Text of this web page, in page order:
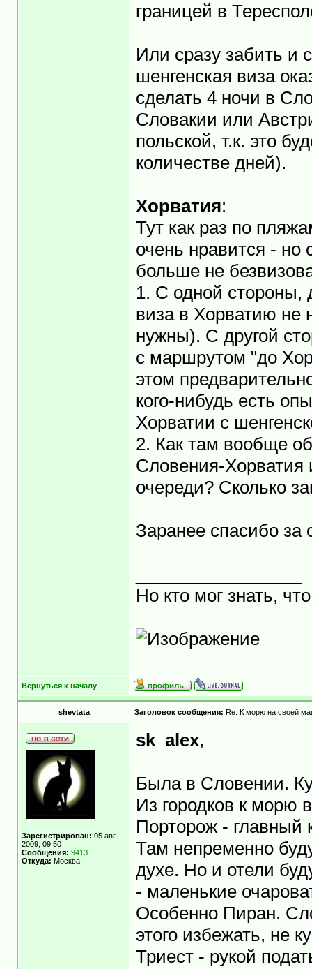
границей в
Или сразу забить и
шенгенская виза
сделать 4 ночи в
Словакии или
польской, т.к. это
количестве дней).
Хорватия:
Тут как раз по
очень нравится -
больше не
1. С одной стороны,
виза в Хорватию не
нужны). С другой
с маршрутом "до
этом
кого-нибудь есть
Хорватии с
2. Как там вообще
Словения-Хорватия
очереди? Сколько
Заранее спасибо за
Но кто мог знать,
Вернуться к началу
shevtata Заголовок сообщения: Re: К морю на своей
Зарегистрирован: 05 авг
2009, 09:50
Сообщения: 9413
Откуда: Москва
sk_alex,
Была в Словении.
Из городков к морю
Порторож - главный
Там непременно
духе. Но и отели
- маленькие
Особенно Пиран.
этого избежать, не
Триест - рукой